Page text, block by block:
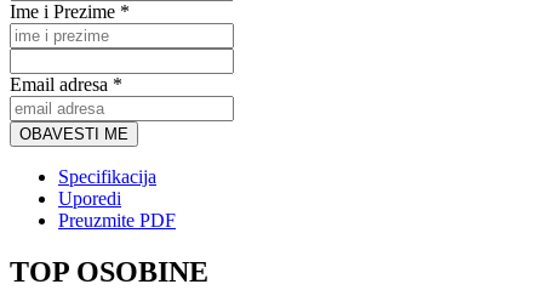
Ime i Prezime *
Email adresa *
OBAVESTI ME
Specifikacija
Uporedi
Preuzmite PDF
TOP OSOBINE